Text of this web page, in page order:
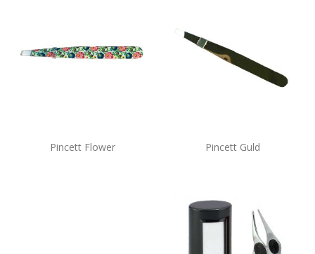
Pincett Flower Pincett Guld